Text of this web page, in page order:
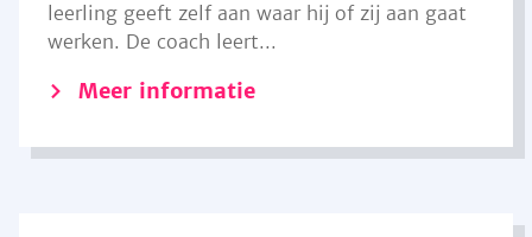
leerling geeft zelf aan waar hij of zij aan gaat
werken. De coach leert...
Meer informatie